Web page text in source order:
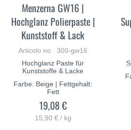
Menzerna GW16 |
Hochglanz Polierpaste |
Kunststoff & Lack
Articolo no. 300-gw16
Hochglanz Paste für
Kunststoffe & Lacke
Farbe: Beige | Fettgehalt:
Fett
19,08 €
15,90 € / kg